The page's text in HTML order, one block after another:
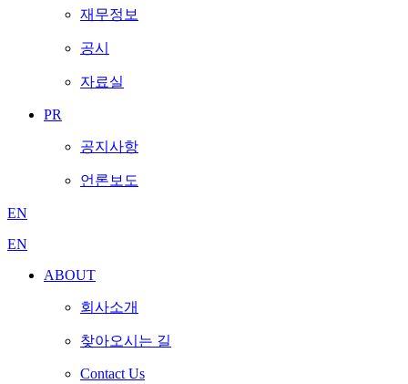
재무정보
공시
자료실
PR
공지사항
언론보도
EN
EN
ABOUT
회사소개
찾아오시는 길
Contact Us